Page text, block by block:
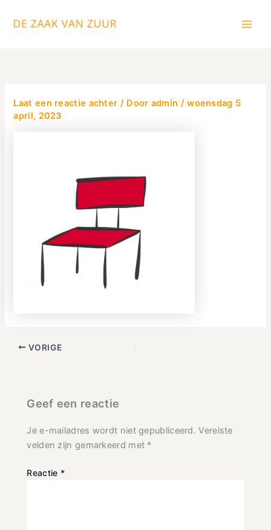
naar
Laat een reactie achter / Door admin /woensdag 5
april, 2023
VORIGE
Geef een reactie
Je e-mailadres wordt niet gepubliceerd. Vereiste
velden zijn gemarkeerd met *
Reactie *